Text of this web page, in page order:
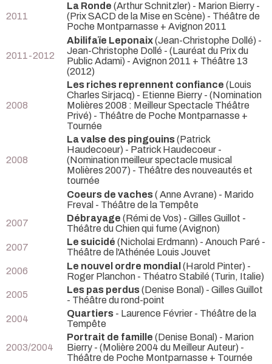
2011
La Ronde (Arthur Schnitzler) - Marion Bierry -
(Prix SACD de la Mise en Scène) - Théâtre de
Poche Montparnasse + Avignon 2011
2011-2012
Abilifaïe Leponaix(Jean-Christophe Dollé) -
Jean-Christophe Dollé - (Lauréat du Prix du
Public Adami) - Avignon 2011 + Théâtre 13
(2012)
2008
Les riches reprennent confiance (Louis
Charles Sirjacq) - Etienne Bierry - (Nomination
Molières 2008 : Meilleur Spectacle Théâtre
Privé) - Théâtre de Poche Montparnasse +
Tournée
2008
La valse des pingouins(Patrick
Haudecoeur) - Patrick Haudecoeur -
(Nomination meilleur spectacle musical
Molières 2007) - Théâtre des nouveautés et
tournée
Coeurs de vaches( Anne Avrane) - Marido
Freval - Théâtre de la Tempête
2007
Débrayage (Rémi de Vos) - Gilles Guillot -
Théâtre du Chien qui fume (Avignon)
2007
Le suicidé (Nicholai Erdmann) - Anouch Paré -
Théâtre de l'Athénée Louis Jouvet
2006
Le nouvel ordre mondial (Harold Pinter) -
Roger Planchon - Théatro Stabilé (Turin, Italie)
2005
Les pas perdus(Denise Bonal) - Gilles Guillot
- Théâtre du rond-point
2004
Quartiers - Laurence Février - Théâtre de la
Tempête
2003/2004
Portrait de famille (Denise Bonal) - Marion
Bierry - (Molière 2004 du Meilleur Auteur) -
Théâtre de Poche Montparnasse + Tournée